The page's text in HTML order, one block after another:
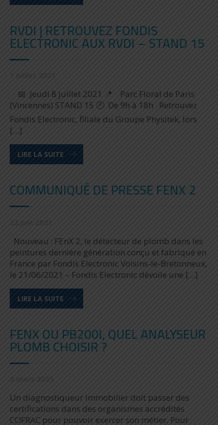
RVDI | RETROUVEZ FONDIS
ELECTRONIC AUX RVDI – STAND 15
📅 Jeudi 8 juillet 2021 📍 Parc Floral de Paris
(Vincennes) STAND 15 🕘 De 9h à 18h Retrouvez
Fondis Electronic, filiale du Groupe Physitek, lors
[…]
LIRE LA SUITE
COMMUNIQUÉ DE PRESSE FENX 2
Nouveau : FEnX 2, le détecteur de plomb dans les
peintures dernière génération conçu et fabriqué en
France par Fondis Electronic Voisins-le-Bretonneux,
le 21/06/2021 – Fondis Electronic dévoile une […]
LIRE LA SUITE
FENX OU PB200I, QUEL ANALYSEUR
PLOMB CHOISIR ?
Un diagnostiqueur immobilier doit passer des
certifications dans des organismes accrédités
COFRAC pour pouvoir exercer son métier. Pour